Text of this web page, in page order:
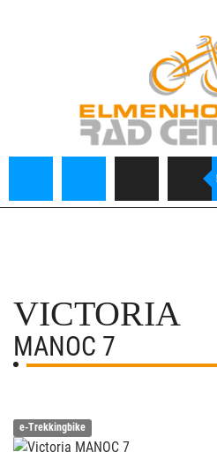
VICTORIA
MANOC 7
e-Trekkingbike